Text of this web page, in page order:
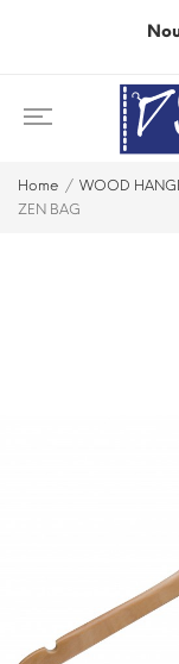
Home WOOD
ZEN BAG